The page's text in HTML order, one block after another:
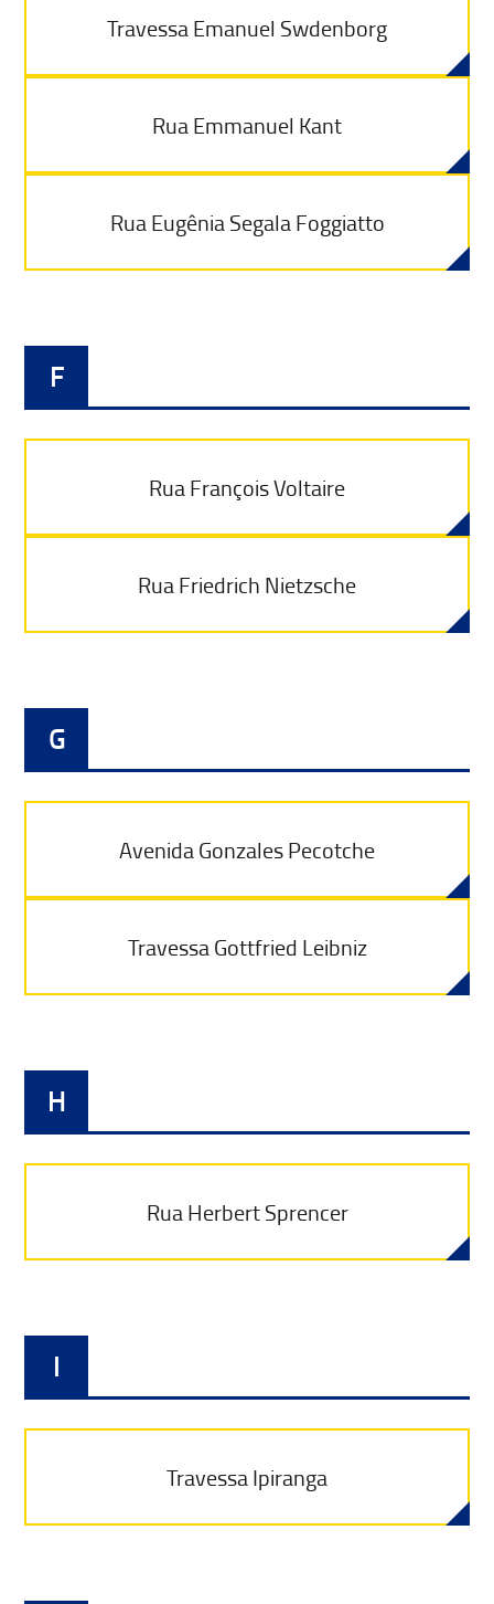
Travessa Emanuel Swdenborg
Rua Emmanuel Kant
Rua Eugênia Segala Foggiatto
F
Rua François Voltaire
Rua Friedrich Nietzsche
G
Avenida Gonzales Pecotche
Travessa Gottfried Leibniz
H
Rua Herbert Sprencer
I
Travessa Ipiranga